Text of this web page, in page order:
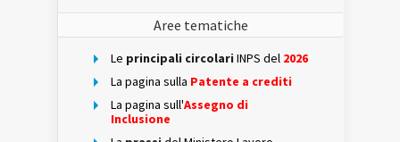
Aree tematiche
Le principali circolari INPS del 2026
La pagina sulla Patente a crediti
La pagina sull'Assegno di
Inclusione